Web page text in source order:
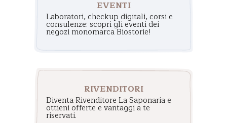
EVENTI
Laboratori, checkup digitali, corsi e
consulenze: scopri gli eventi dei
negozi monomarca Biostorie!
RIVENDITORI
Diventa Rivenditore La Saponaria e
ottieni offerte e vantaggi a te
riservati.